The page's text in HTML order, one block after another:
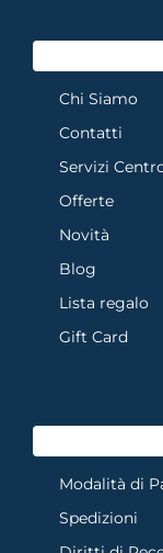
Chi Siamo
Contatti
Servizi
Offerte
Novità
Blog
Lista regalo
Gift Card
Modalità di
Spedizioni